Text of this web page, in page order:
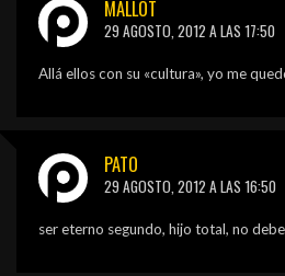
MALLOT
29 AGOSTO, 2012 A LAS 17:50
Allá ellos con su «cultura», yo me
PATO
29 AGOSTO, 2012 A LAS 16:50
ser eterno segundo, hijo total, no